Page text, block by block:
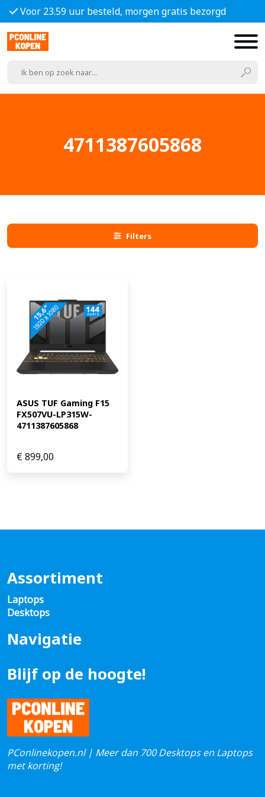
Voor 23.59 uur besteld, morgen gratis bezorgd
4711387605868
Filters
ASUS TUF Gaming F15
FX507VU-LP315W-
4711387605868
€899,00
Assortiment
Laptops
Desktops
Navigatie
Blijf op de hoogte!
PConlinekopen.nl | Meer dan 700 Desktops en Laptops
met korting!